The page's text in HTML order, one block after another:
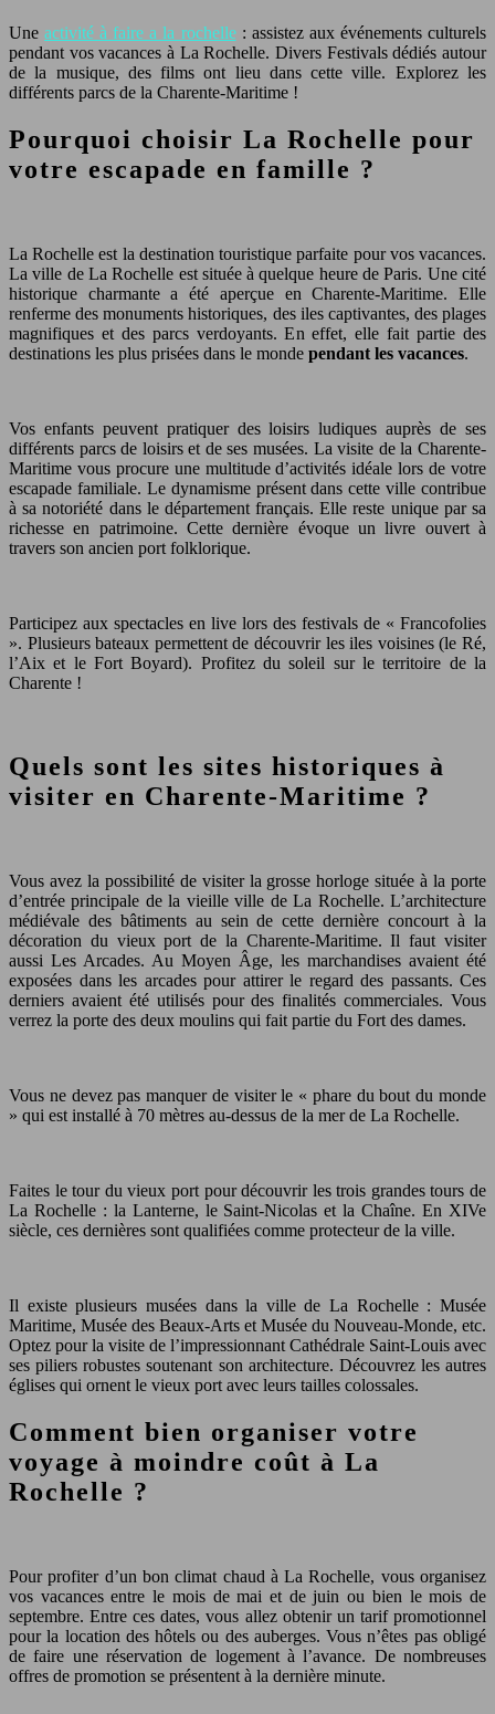
Uneactivité à faire a la rochelle: assistez aux événements culturels
pendant vos vacances à La Rochelle. Divers Festivals dédiés autour
de la musique, des films ont lieu dans cette ville. Explorez les
différents parcs de la Charente-Maritime !
Pourquoi choisir La Rochelle pour
votre escapade en famille ?
La Rochelle est la destination touristique parfaite pour vos vacances.
La ville de La Rochelle est située à quelque heure de Paris. Une cité
historique charmante a été aperçue en Charente-Maritime. Elle
renferme des monuments historiques, des iles captivantes, des plages
magnifiques et des parcs verdoyants. En effet, elle fait partie des
destinations les plus prisées dans le monde pendant les vacances.
Vos enfants peuvent pratiquer des loisirs ludiques auprès de ses
différents parcs de loisirs et de ses musées. La visite de la Charente-
Maritime vous procure une multitude d’activités idéale lors de votre
escapade familiale. Le dynamisme présent dans cette ville contribue
à sa notoriété dans le département français. Elle reste unique par sa
richesse en patrimoine. Cette dernière évoque un livre ouvert à
travers son ancien port folklorique.
Participez aux spectacles en live lors des festivals de « Francofolies
». Plusieurs bateaux permettent de découvrir les iles voisines (le Ré,
l’Aix et le Fort Boyard). Profitez du soleil sur le territoire de la
Charente !
Quels sont les sites historiques à
visiter en Charente-Maritime ?
Vous avez la possibilité de visiter la grosse horloge située à la porte
d’entrée principale de la vieille ville de La Rochelle. L’architecture
médiévale des bâtiments au sein de cette dernière concourt à la
décoration du vieux port de la Charente-Maritime. Il faut visiter
aussi Les Arcades. Au Moyen Âge, les marchandises avaient été
exposées dans les arcades pour attirer le regard des passants. Ces
derniers avaient été utilisés pour des finalités commerciales. Vous
verrez la porte des deux moulins qui fait partie du Fort des dames.
Vous ne devez pas manquer de visiter le « phare du bout du monde
» qui est installé à 70 mètres au-dessus de la mer de La Rochelle.
Faites le tour du vieux port pour découvrir les trois grandes tours de
La Rochelle : la Lanterne, le Saint-Nicolas et la Chaîne. En XIVe
siècle, ces dernières sont qualifiées comme protecteur de la ville.
Il existe plusieurs musées dans la ville de La Rochelle : Musée
Maritime, Musée des Beaux-Arts et Musée du Nouveau-Monde, etc.
Optez pour la visite de l’impressionnant Cathédrale Saint-Louis avec
ses piliers robustes soutenant son architecture. Découvrez les autres
églises qui ornent le vieux port avec leurs tailles colossales.
Comment bien organiser votre
voyage à moindre coût à La
Rochelle ?
Pour profiter d’un bon climat chaud à La Rochelle, vous organisez
vos vacances entre le mois de mai et de juin ou bien le mois de
septembre. Entre ces dates, vous allez obtenir un tarif promotionnel
pour la location des hôtels ou des auberges. Vous n’êtes pas obligé
de faire une réservation de logement à l’avance. De nombreuses
offres de promotion se présentent à la dernière minute.